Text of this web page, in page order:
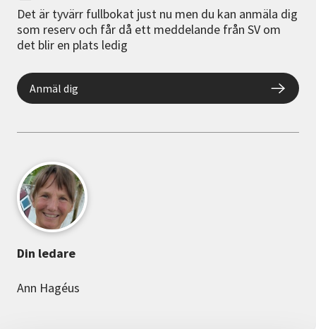
Det är tyvärr fullbokat just nu men du kan anmäla dig
som reserv och får då ett meddelande från SV om
det blir en plats ledig
Anmäl dig
Din ledare
Ann Hagéus